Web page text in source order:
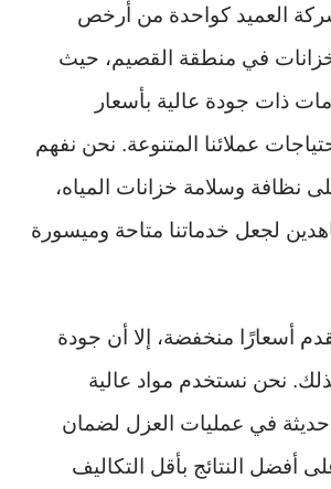
العميد كواحدة من أرخص
في منطقة القصيم، حيث
ذات جودة عالية بأسعار
عملائنا المتنوعة. نحن نفهم
نظافة وسلامة خزانات المياه،
لجعل خدماتنا متاحة وميسورة
أسعارًا منخفضة، إلا أن جودة
بذلك. نحن نستخدم مواد عالية
حديثة في عمليات العزل لضمان
أفضل النتائج بأقل التكاليف